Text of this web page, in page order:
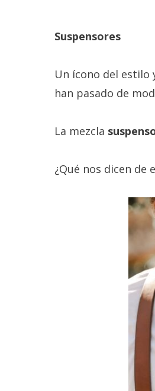
Suspensores
Un ícono del estilo
han pasado de
La mezcla
¿Qué nos dicen de